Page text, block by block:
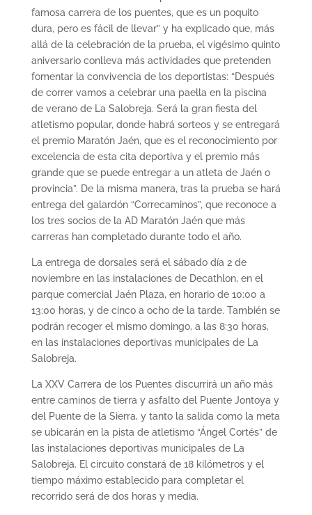
famosa carrera de los puentes, que es un poquito
dura, pero es fácil de llevar” y ha explicado que, más
allá de la celebración de la prueba, el vigésimo quinto
aniversario conlleva más actividades que pretenden
fomentar la convivencia de los deportistas: “Después
de correr vamos a celebrar una paella en la piscina
de verano de La Salobreja. Será la gran fiesta del
atletismo popular, donde habrá sorteos y se entregará
el premio Maratón Jaén, que es el reconocimiento por
excelencia de esta cita deportiva y el premio más
grande que se puede entregar a un atleta de Jaén o
provincia”. De la misma manera, tras la prueba se hará
entrega del galardón “Correcaminos”, que reconoce a
los tres socios de la AD Maratón Jaén que más
carreras han completado durante todo el año.
La entrega de dorsales será el sábado día 2 de
noviembre en las instalaciones de Decathlon, en el
parque comercial Jaén Plaza, en horario de 10:00 a
13:00 horas, y de cinco a ocho de la tarde. También se
podrán recoger el mismo domingo, a las 8:30 horas,
en las instalaciones deportivas municipales de La
Salobreja.
La XXV Carrera de los Puentes discurrirá un año más
entre caminos de tierra y asfalto del Puente Jontoya y
del Puente de la Sierra, y tanto la salida como la meta
se ubicarán en la pista de atletismo “Ángel Cortés” de
las instalaciones deportivas municipales de La
Salobreja. El circuito constará de 18 kilómetros y el
tiempo máximo establecido para completar el
recorrido será de dos horas y media.